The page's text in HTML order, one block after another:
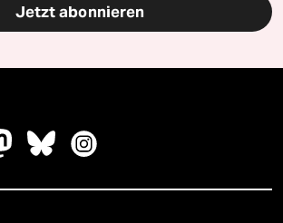
Jetzt abonnieren